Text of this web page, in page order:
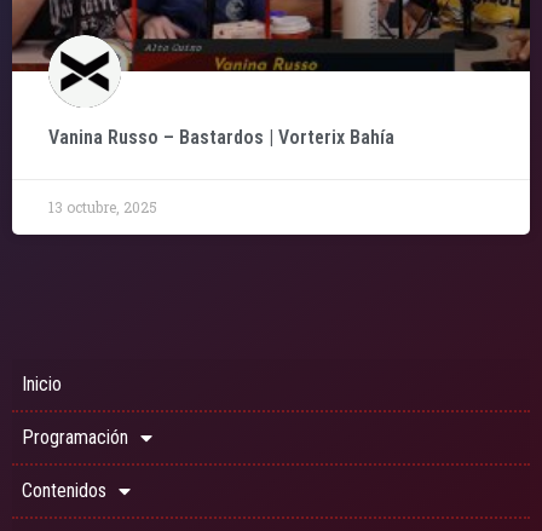
Vanina Russo – Bastardos | Vorterix Bahía
13 octubre, 2025
Inicio
Programación
Contenidos